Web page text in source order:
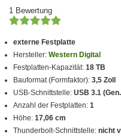
1 Bewertung
externe Festplatte
Hersteller:Western Digital
Festplatten-Kapazität:18 TB
Bauformat (Formfaktor):3,5 Zoll
USB-Schnittstelle:USB 3.1
Anzahl der Festplatten:1
Höhe:17,06 cm
Thunderbolt-Schnittstelle:nicht